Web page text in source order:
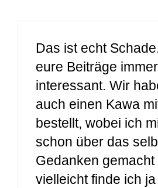
Das ist echt
eure Beiträge
interessant. Wir
auch einen Kawa
bestellt, wobei ich
schon über das
Gedanken
vielleicht finde ich